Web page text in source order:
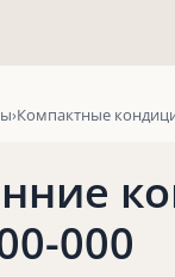
Компактные
000